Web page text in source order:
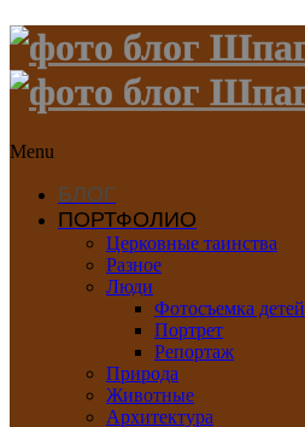
Menu
БЛОГ
ПОРТФОЛИО
Церковные таинства
Разное
Люди
Фотосъемка детей
Портрет
Репортаж
Природа
Животные
Архитектура